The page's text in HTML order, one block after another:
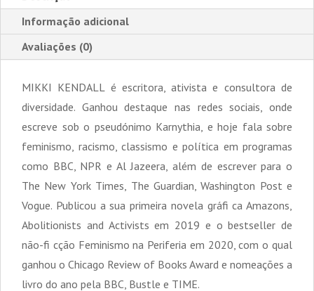
Informação adicional
Avaliações (0)
MIKKI KENDALL é escritora, ativista e consultora de
diversidade. Ganhou destaque nas redes sociais, onde
escreve sob o pseudónimo Karnythia, e hoje fala sobre
feminismo, racismo, classismo e política em programas
como BBC, NPR e Al Jazeera, além de escrever para o
The New York Times, The Guardian, Washington Post e
Vogue. Publicou a sua primeira novela gráfi ca Amazons,
Abolitionists and Activists em 2019 e o bestseller de
não-fi cção Feminismo na Periferia em 2020, com o qual
ganhou o Chicago Review of Books Award e nomeações a
livro do ano pela BBC, Bustle e TIME.